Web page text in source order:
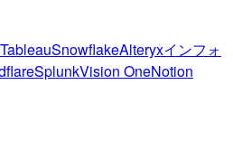
TableauSnowflakeAlteryxインフォ
SplunkVision OneNotion